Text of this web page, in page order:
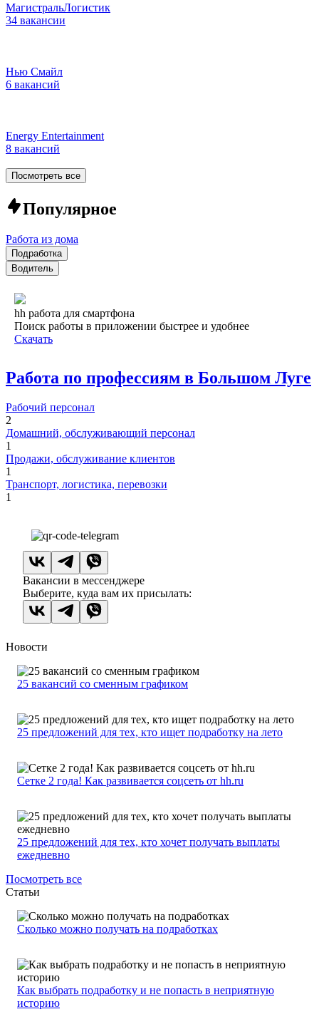
МагистральЛогистик
34 вакансии
Нью Смайл
6 вакансий
Energy Entertainment
8 вакансий
Посмотреть все
Популярное
Работа из дома
Подработка
Водитель
hh работа для смартфона
Поиск работы в приложении быстрее и удобнее
Скачать
Работа по профессиям в Большом Луге
Рабочий персонал
2
Домашний, обслуживающий персонал
1
Продажи, обслуживание клиентов
1
Транспорт, логистика, перевозки
1
Вакансии в мессенджере
Выберите, куда вам их присылать:
Новости
25 вакансий со сменным графиком
25 предложений для тех, кто ищет подработку на лето
Сетке 2 года! Как развивается соцсеть от hh.ru
25 предложений для тех, кто хочет получать выплаты
ежедневно
Посмотреть все
Статьи
Сколько можно получать на подработках
Как выбрать подработку и не попасть в неприятную
историю